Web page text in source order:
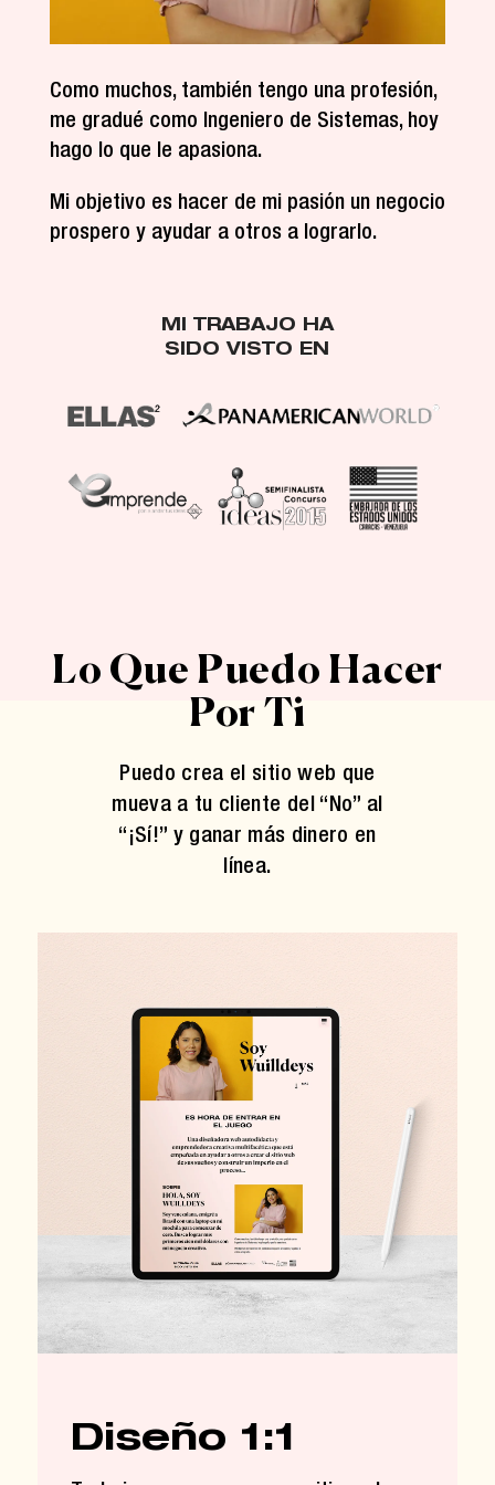
Como muchos, también tengo una profesión,
me gradué como Ingeniero de Sistemas, hoy
hago lo que le apasiona.
Mi objetivo es hacer de mi pasión un negocio
prospero y ayudar a otros a lograrlo.
MI TRABAJO HA
SIDO VISTO EN
Lo Que Puedo Hacer
Por Ti
Puedo crea el sitio web que
mueva a tu cliente del “No” al
“¡Sí!” y ganar más dinero en
línea.
Diseño 1:1